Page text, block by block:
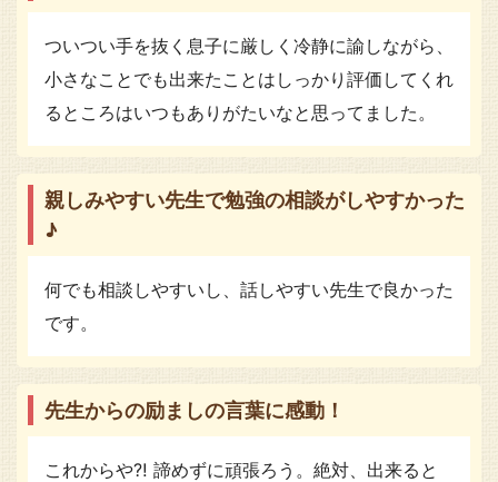
ついつい手を抜く息子に厳しく冷静に諭しながら、
小さなことでも出来たことはしっかり評価してくれ
るところはいつもありがたいなと思ってました。
親しみやすい先生で勉強の相談がしやすかった
♪
何でも相談しやすいし、話しやすい先生で良かった
です。
先生からの励ましの言葉に感動！
これからや⁈ 諦めずに頑張ろう。絶対、出来ると